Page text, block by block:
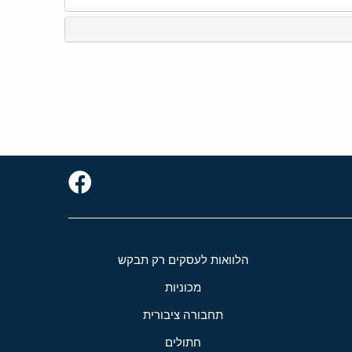
הלוואות לעסקים רק תבקש
מכוניות
תחבורה ציבורית
חתולים